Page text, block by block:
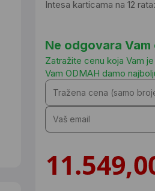
Intesa karticama na 12 rata:
Ne odgovara Vam
Zatražite cenu koja Vam
Vam ODMAH damo